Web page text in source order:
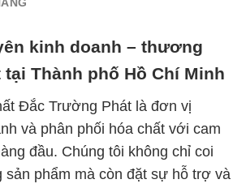
kinh doanh – thương
Thành phố Hồ Chí Minh
Đắc Trường Phát là đơn vị
và phân phối hóa chất với cam
đầu. Chúng tôi không chỉ coi
sản phẩm mà còn đặt sự hỗ trợ và